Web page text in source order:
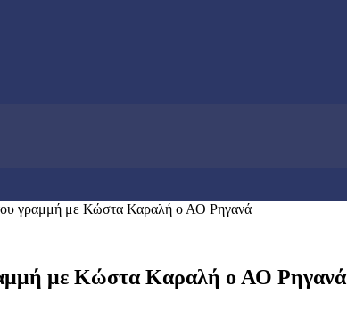
γραμμή με Κώστα Καραλή ο ΑΟ Ρηγανά
με Κώστα Καραλή ο ΑΟ Ρηγανά